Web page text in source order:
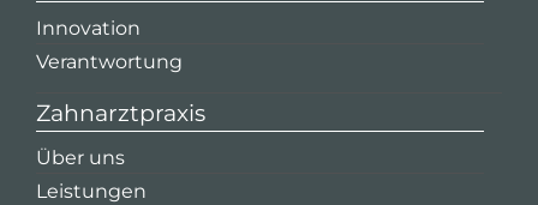
Innovation
Verantwortung
Zahnarztpraxis
Über uns
Leistungen